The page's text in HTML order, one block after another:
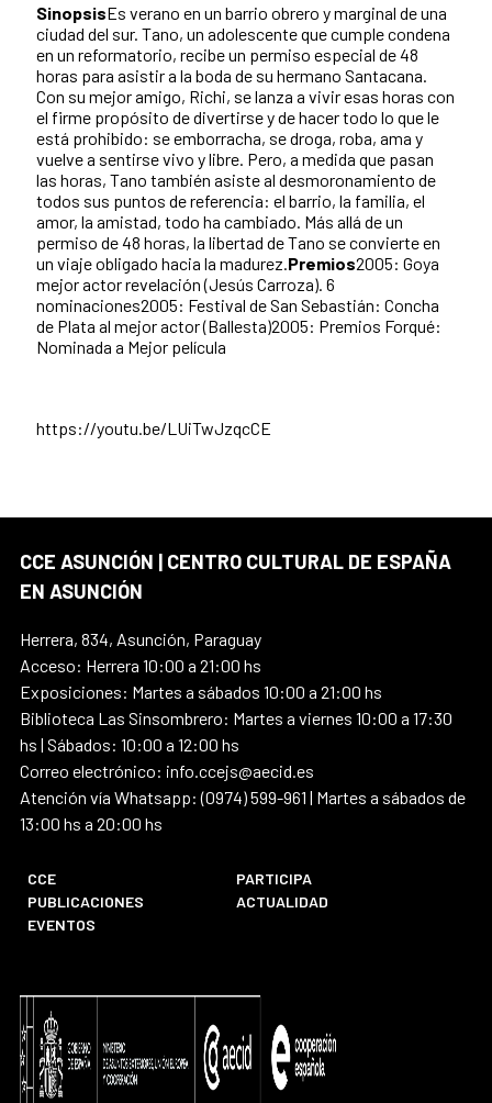
SinopsisEs verano en un barrio obrero y marginal de una
ciudad del sur. Tano, un adolescente que cumple condena
en un reformatorio, recibe un permiso especial de 48
horas para asistir a la boda de su hermano Santacana.
Con su mejor amigo, Richi, se lanza a vivir esas horas con
el firme propósito de divertirse y de hacer todo lo que le
está prohibido: se emborracha, se droga, roba, ama y
vuelve a sentirse vivo y libre. Pero, a medida que pasan
las horas, Tano también asiste al desmoronamiento de
todos sus puntos de referencia: el barrio, la familia, el
amor, la amistad, todo ha cambiado. Más allá de un
permiso de 48 horas, la libertad de Tano se convierte en
un viaje obligado hacia la madurez.Premios2005: Goya
mejor actor revelación (Jesús Carroza). 6
nominaciones2005: Festival de San Sebastián: Concha
de Plata al mejor actor (Ballesta)2005: Premios Forqué:
Nominada a Mejor película
https://youtu.be/LUiTwJzqcCE
CCE ASUNCIÓN | CENTRO CULTURAL DE ESPAÑA
EN ASUNCIÓN
Herrera, 834, Asunción, Paraguay
Acceso: Herrera 10:00 a 21:00 hs
Exposiciones: Martes a sábados 10:00 a 21:00 hs
Biblioteca Las Sinsombrero: Martes a viernes 10:00 a 17:30
hs | Sábados: 10:00 a 12:00 hs
Correo electrónico: info.ccejs@aecid.es
Atención vía Whatsapp: (0974) 599-961 | Martes a sábados de
13:00 hs a 20:00 hs
CCE
PARTICIPA
PUBLICACIONES
ACTUALIDAD
EVENTOS